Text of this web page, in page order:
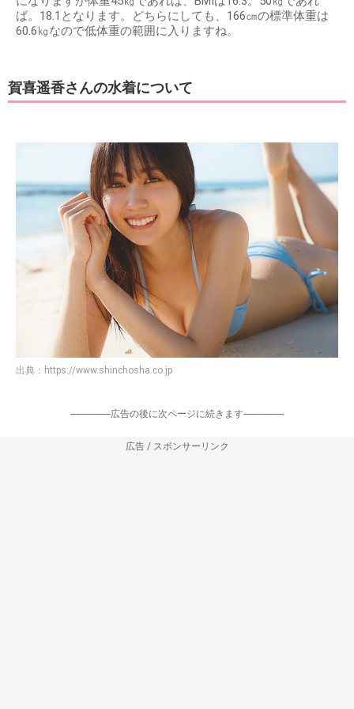
ば。18.1となります。どちらにしても、166㎝の標準体重は
60.6㎏なので低体重の範囲に入りますね。
賀喜遥香さんの水着について
出典： https://www.shinchosha.co.jp
-----------------広告の後に次ページに続きます-----------------
広告 / スポンサーリンク